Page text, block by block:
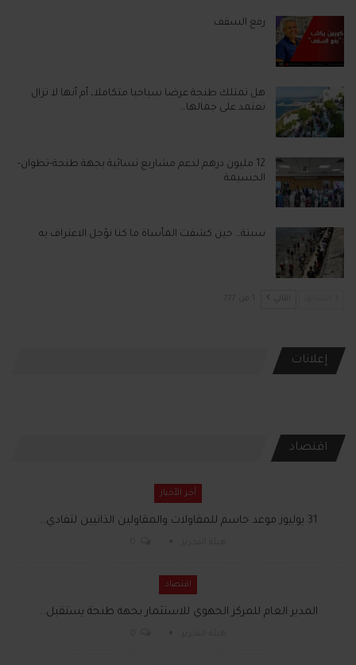
رفع السقف
هل تمتلك طنجة عرضا سياحيا متكاملا، أم أنها لا تزال
تعتمد على جمالها…
12 مليون درهم لدعم مشاريع نسائية بجهة طنجة-تطوان-
الحسيمة
سبتة… حين كشفت المأساة ما كنا نؤجل الاعتراف به
التالي
إعلانات
اقتصاد
آخر الأخبار
31 يوليوز موعد حاسم للمقاولات والمقاولين الذاتيين لتفادي…
اقتصاد
المدير العام للمركز الجهوي للاستثمار بجهة طنجة يستقبل…